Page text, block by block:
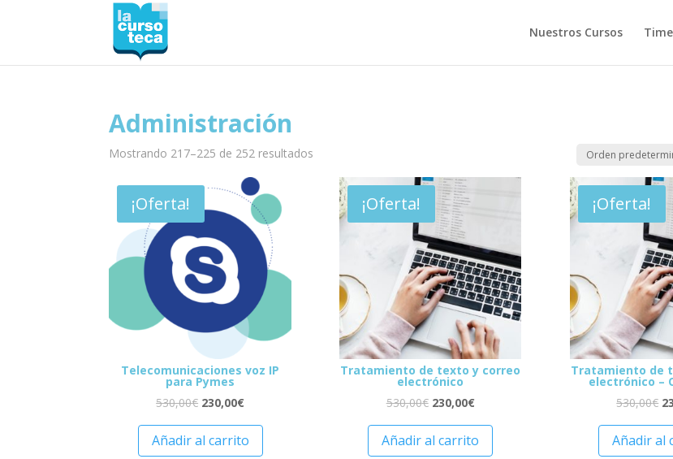
Nuestros Cursos
Administración
Mostrando 217–225 de 252 resultados
¡Oferta!
Telecomunicaciones voz IP
para Pymes
530,00€ 230,00€
Añadir al carrito
¡Oferta!
Tratamiento de texto y correo
electrónico
530,00€ 230,00€
Añadir al carrito
¡Oferta!
Tratamiento de
electrónico –
530,00€
Añadir al